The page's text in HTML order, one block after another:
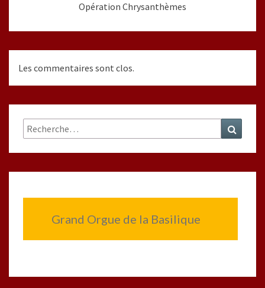
Opération Chrysanthèmes
Les commentaires sont clos.
Rechercher :
Grand Orgue de la Basilique